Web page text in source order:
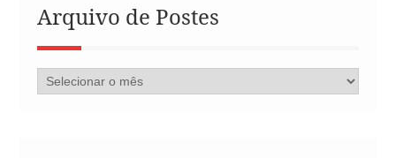
Arquivo de Postes
Arquivo
de